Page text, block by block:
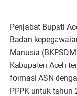
Penjabat Bupati
Badan
Manusia
Kabupaten Aceh
formasi ASN
PPPK untuk tahun